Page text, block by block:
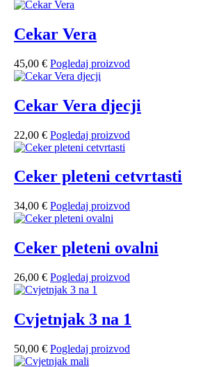
Cekar Vera
45,00 € Pogledaj proizvod
Cekar Vera djecji
22,00 € Pogledaj proizvod
Ceker pleteni cetvrtasti
34,00 € Pogledaj proizvod
Ceker pleteni ovalni
26,00 € Pogledaj proizvod
Cvjetnjak 3 na 1
50,00 € Pogledaj proizvod